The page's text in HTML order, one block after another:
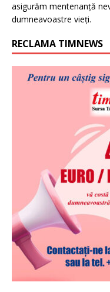
asigurăm mentenanță
dumneavoastre vieți.
RECLAMA TIMNEWS